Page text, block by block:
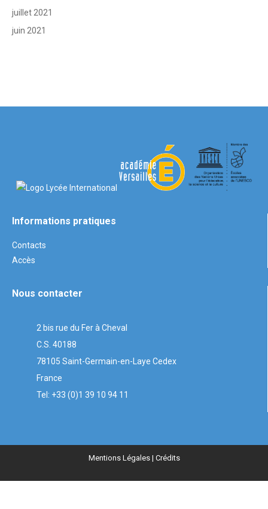
juillet 2021
juin 2021
Informations pratiques
Contacts
Accès
Nous contacter
2 bis rue du Fer à Cheval
C.S. 40188
78105 Saint-Germain-en-Laye Cedex
France
Tel: +33 (0)1 39 10 94 11
Mentions Légales| Crédits